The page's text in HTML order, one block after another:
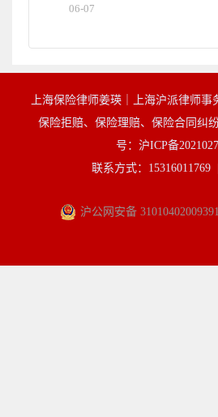
06-07
上海保险律师姜瑛｜上海沪派律师
保险拒赔、保险理赔、保险合同纠
号：沪ICP备
联系方式：15316011769
沪公网安备